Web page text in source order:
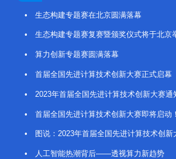
• 生态构建专题赛在北京圆满落幕
• 生态构建专题赛复赛暨颁奖仪式将于北京
• 算力创新专题赛圆满落幕
• 首届全国先进计算技术创新大赛正式启幕
• 2023年首届全国先进计算技术创新大赛通
• 首届全国先进计算技术创新大赛即将启动！
• 图说：2023年首届全国先进计算技术创新
• 人工智能热潮背后——透视算力新趋势